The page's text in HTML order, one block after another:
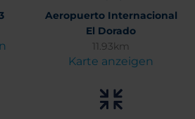
Aeropuerto Internacional
El Dorado
11.93km
Karte anzeigen